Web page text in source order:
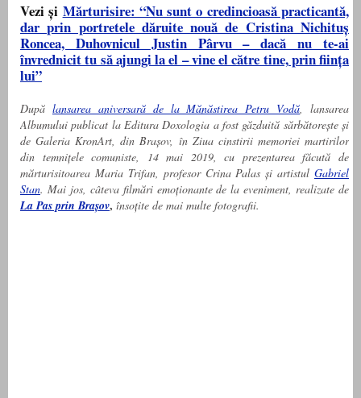
Vezi și Mărturisire: “Nu sunt o credincioasă practicantă,
dar prin portretele dăruite nouă de Cristina Nichituș
Roncea, Duhovnicul Justin Pârvu – dacă nu te-ai
învrednicit tu să ajungi la el – vine el către tine, prin ființa
lui”
După lansarea aniversară de la Mănăstirea Petru Vodă, lansarea
Albumului publicat la Editura Doxologia a fost găzduită sărbătorește și
de Galeria KronArt, din Brașov, în Ziua cinstirii memoriei martirilor
din temnițele comuniste, 14 mai 2019, cu prezentarea făcută de
mărturisitoarea Maria Trifan, profesor Crina Palas și artistul Gabriel
Stan. Mai jos, câteva filmări emoționante de la eveniment, realizate de
La Pas prin Brașov, însoțite de mai multe fotografii.